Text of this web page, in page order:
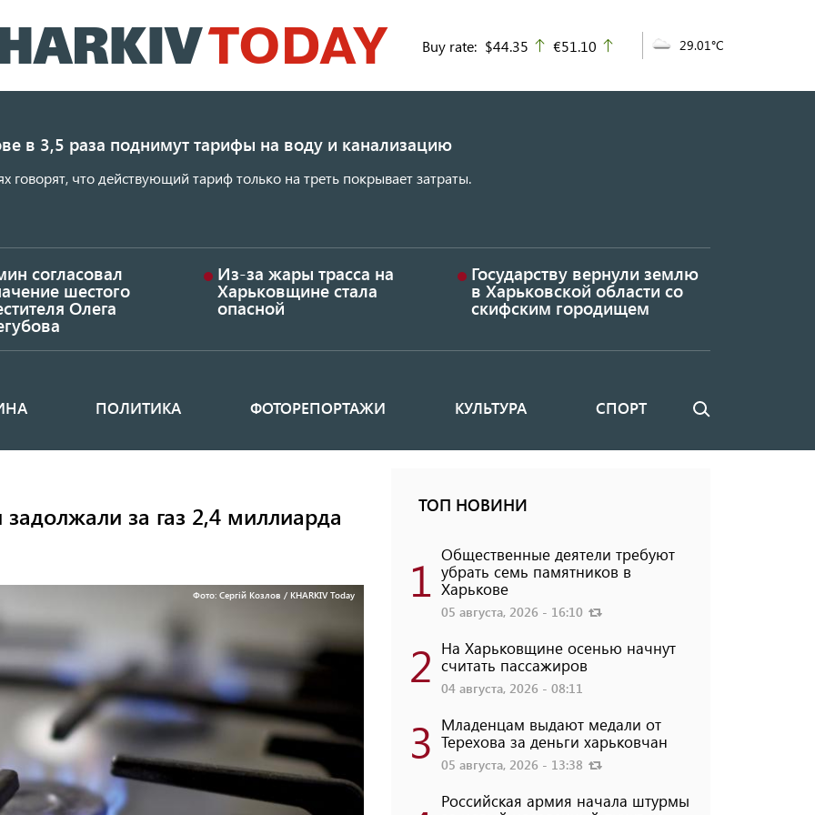
к
основному
Buy rate: $44.35 up
€51.10 29.01°C
в 3,5 раза поднимут тарифы на воду и канализацию
говорят, что действующий тариф только на треть покрывает затраты.
согласовал
шестого
Олега
Из-за жары трасса на
Харьковщине стала
опасной
Государству вернули землю
в Харьковской области со
скифским городищем
ПОЛИТИКА ФОТОРЕПОРТАЖИ КУЛЬТУРА СПОРТ Поиск
за газ 2,4 миллиарда
Фото: Сергій Козлов / KHARKIV Today
ТОП НОВИНИ
1 Общественные деятели требуют
убрать семь памятников в
Харькове
05 августа, 2026 - 16:10
2 На Харьковщине осенью начнут
считать пассажиров
04 августа, 2026 - 08:11
3 Младенцам выдают медали от
Терехова за деньги харьковчан
05 августа, 2026 - 13:38
Российская армия начала штурмы